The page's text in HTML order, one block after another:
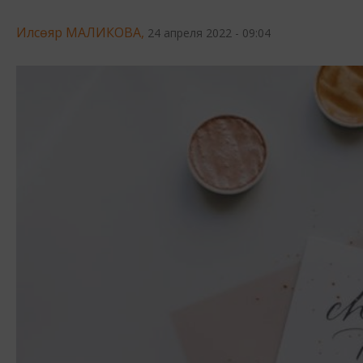
Илсөяр МАЛИКОВА, 24 апреля 2022 - 09:04